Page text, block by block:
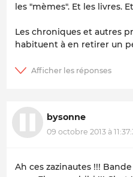
les "mèmes". Et les livres.
Les chroniques et autres
habituent à en retirer un
bysonne
09 octobre 2013 à
Ah ces zazinautes !!!